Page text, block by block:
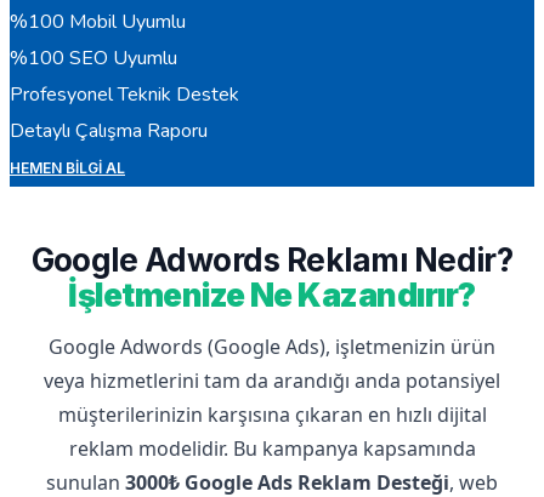
%100 Mobil Uyumlu
%100 SEO Uyumlu
Profesyonel Teknik Destek
Detaylı Çalışma Raporu
HEMEN BILGI AL
Google Adwords Reklamı Nedir?
İşletmenize Ne Kazandırır?
Google Adwords (Google Ads), işletmenizin ürün
veya hizmetlerini tam da arandığı anda potansiyel
müşterilerinizin karşısına çıkaran en hızlı dijital
reklam modelidir. Bu kampanya kapsamında
sunulan 3000₺ Google Ads Reklam Desteği, web